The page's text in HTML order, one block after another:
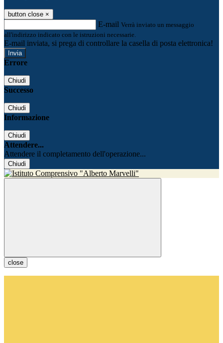
button close ×
E-mail Verrà inviato un messaggio
all'indirizzo indicato con le istruzioni necessarie.
E-mail inviata, si prega di controllare la casella di posta elettronica!
Errore
Chiudi
Successo
Chiudi
Informazione
Chiudi
Attendere...
Attendere il completamento dell'operazione...
Chiudi
close